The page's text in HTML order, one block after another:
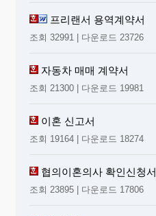
프리랜서 용역계약서
조회 32991 | 다운로드 23726
자동차 매매 계약서
조회 21300 | 다운로드 19981
이혼 신고서
조회 19164 | 다운로드 18274
협의이혼의사 확인신청서
조회 23895 | 다운로드 17806